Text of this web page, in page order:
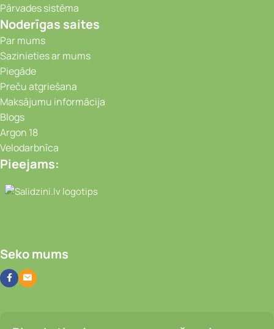
Pārvades sistēma
Noderīgas saites
Par mums
Sazinieties ar mums
Piegāde
Preču atgriešana
Maksājumu informācija
Blogs
Argon 18
Velodarbnīca
Pieejams:
Video novērošanas kameras, Portatīvie
Seko mums